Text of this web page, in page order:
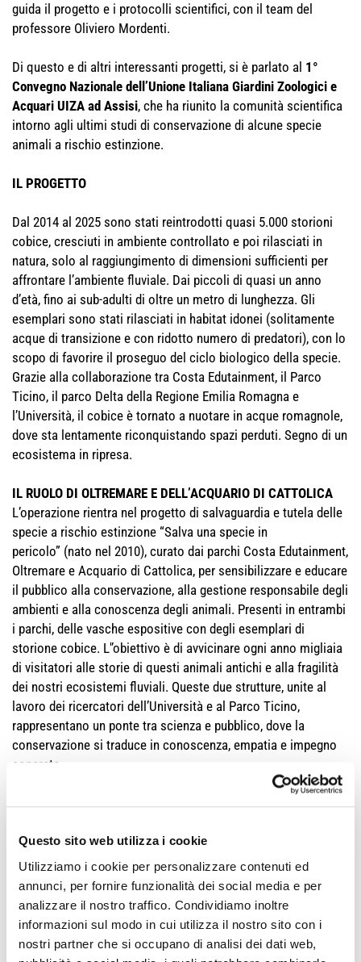
Questo sito web utilizza i cookie
Utilizziamo i cookie per personalizzare contenuti ed
annunci, per fornire funzionalità dei social media e per
analizzare il nostro traffico. Condividiamo inoltre
informazioni sul modo in cui utilizza il nostro sito con i
nostri partner che si occupano di analisi dei dati web,
guida il progetto e i protocolli scientifici, con il team del
professore Oliviero Mordenti.
Di questo e di altri interessanti progetti, si è parlato al 1°
Convegno Nazionale dell’Unione Italiana Giardini Zoologici e
Acquari UIZA ad Assisi, che ha riunito la comunità scientifica
intorno agli ultimi studi di conservazione di alcune specie
animali a rischio estinzione.
IL PROGETTO
Dal 2014 al 2025 sono stati reintrodotti quasi 5.000 storioni
cobice, cresciuti in ambiente controllato e poi rilasciati in
natura, solo al raggiungimento di dimensioni sufficienti per
affrontare l’ambiente fluviale. Dai piccoli di quasi un anno
d’età, fino ai sub-adulti di oltre un metro di lunghezza. Gli
esemplari sono stati rilasciati in habitat idonei (solitamente
acque di transizione e con ridotto numero di predatori), con lo
scopo di favorire il proseguo del ciclo biologico della specie.
Grazie alla collaborazione tra Costa Edutainment, il Parco
Ticino, il parco Delta della Regione Emilia Romagna e
l’Università, il cobice è tornato a nuotare in acque romagnole,
dove sta lentamente riconquistando spazi perduti. Segno di un
ecosistema in ripresa.
IL RUOLO DI OLTREMARE E DELL’ACQUARIO DI CATTOLICA
L’operazione rientra nel progetto di salvaguardia e tutela delle
specie a rischio estinzione “Salva una specie in
pericolo” (nato nel 2010), curato dai parchi Costa Edutainment,
Oltremare e Acquario di Cattolica, per sensibilizzare e educare
il pubblico alla conservazione, alla gestione responsabile degli
ambienti e alla conoscenza degli animali. Presenti in entrambi
i parchi, delle vasche espositive con degli esemplari di
storione cobice. L'’obiettivo è di avvicinare ogni anno migliaia
di visitatori alle storie di questi animali antichi e alla fragilità
dei nostri ecosistemi fluviali. Queste due strutture, unite al
lavoro dei ricercatori dell’Università e al Parco Ticino,
rappresentano un ponte tra scienza e pubblico, dove la
conservazione si traduce in conoscenza, empatia e impegno
concreto.
"Gli acquari hanno sempre più insita nel loro operato la
sensibilizzazione - spiegaPatrizia Leardini, direttore operativo
Costa Edutainment (Acquario di Cattolica e Oltremare)-
Collaborare con Il Centro universitario Produzioni ittiche
‘Massimo Trentini’ di Cesenatico, nel progetto per la
conservazione e reintroduzione in natura dello storione è
stata, ed è, una bellissima occasione per rispondere a questa
vocazione, mettendo a disposizione la competenza e le